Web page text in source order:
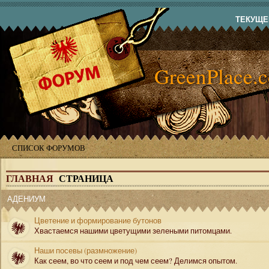
СПИСОК ФОРУМОВ
ГЛАВНАЯ СТРАНИЦА
АДЕНИУМ
Цветение и формирование бутонов
Хвастаемся нашими цветущими зелеными питомцами.
Наши посевы (размножение)
Как сеем, во что сеем и под чем сеем? Делимся опытом.